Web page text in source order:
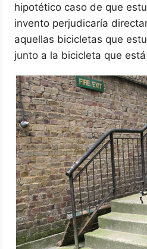
hipotético caso de que
invento perjudicaría
aquellas bicicletas que
junto a la bicicleta que